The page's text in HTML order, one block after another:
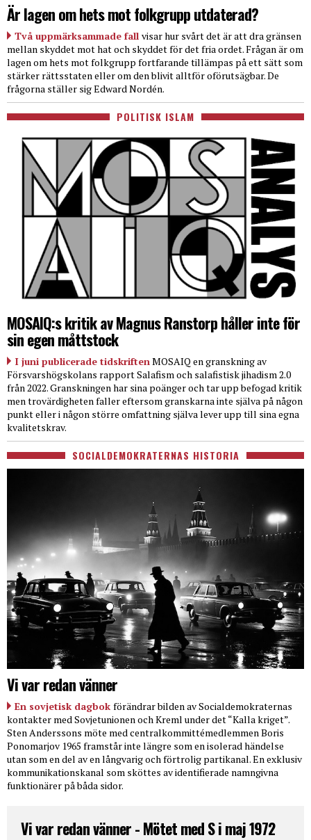
Är lagen om hets mot folkgrupp utdaterad?
Två uppmärksammade fall visar hur svårt det är att dra gränsen
mellan skyddet mot hat och skyddet för det fria ordet. Frågan är om
lagen om hets mot folkgrupp fortfarande tillämpas på ett sätt som
stärker rättsstaten eller om den blivit alltför oförutsägbar. De
frågorna ställer sig Edward Nordén.
POLITISK ISLAM
MOSAIQ:s kritik av Magnus Ranstorp håller inte för
sin egen måttstock
I juni publicerade tidskriftenMOSAIQ en granskning av
Försvarshögskolans rapport Salafism och salafistisk jihadism 2.0
från 2022. Granskningen har sina poänger och tar upp befogad kritik
men trovärdigheten faller eftersom granskarna inte själva på någon
punkt eller i någon större omfattning själva lever upp till sina egna
kvalitetskrav.
SOCIALDEMOKRATERNAS HISTORIA
Vi var redan vänner
En sovjetisk dagbok förändrar bilden av Socialdemokraternas
kontakter med Sovjetunionen och Kreml under det “Kalla kriget”.
Sten Anderssons möte med centralkommittémedlemmen Boris
Ponomarjov 1965 framstår inte längre som en isolerad händelse
utan som en del av en långvarig och förtrolig partikanal. En exklusiv
kommunikationskanal som sköttes av identifierade namngivna
funktionärer på båda sidor.
Vi var redan vänner - Mötet med S i maj 1972